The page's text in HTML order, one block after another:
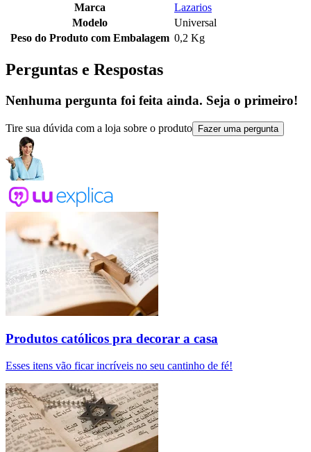
Marca
Lazarios
Modelo
Universal
Peso do Produto com Embalagem 0,2 Kg
Perguntas e Respostas
Nenhuma pergunta foi feita ainda. Seja o primeiro!
Tire sua dúvida com a loja sobre o produto Fazer uma pergunta
Produtos católicos pra decorar a casa
Esses itens vão ficar incríveis no seu cantinho de fé!